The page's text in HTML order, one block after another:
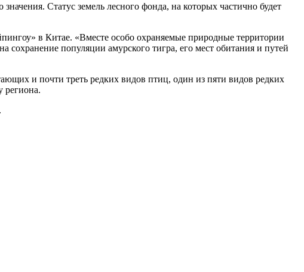
Статус земель лесного фонда, на которых частично будет
в Китае. «Вместе особо охраняемые природные территории
популяции амурского тигра, его мест обитания и путей
и почти треть редких видов птиц, один из пяти видов редких
региона.